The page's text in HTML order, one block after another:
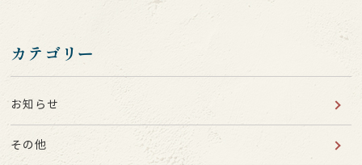
カテゴリー
お知らせ
その他